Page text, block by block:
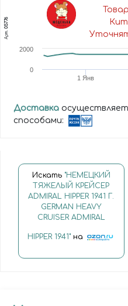
Арт.
05776
1 Янв
0
2000
Доставка
способами:
Искать "НЕМЕЦКИЙ
ТЯЖЕЛЫЙ КРЕЙСЕР
ADMIRAL HIPPER 1941 Г.
GERMAN HEAVY
CRUISER ADMIRAL
HIPPER 1941" на